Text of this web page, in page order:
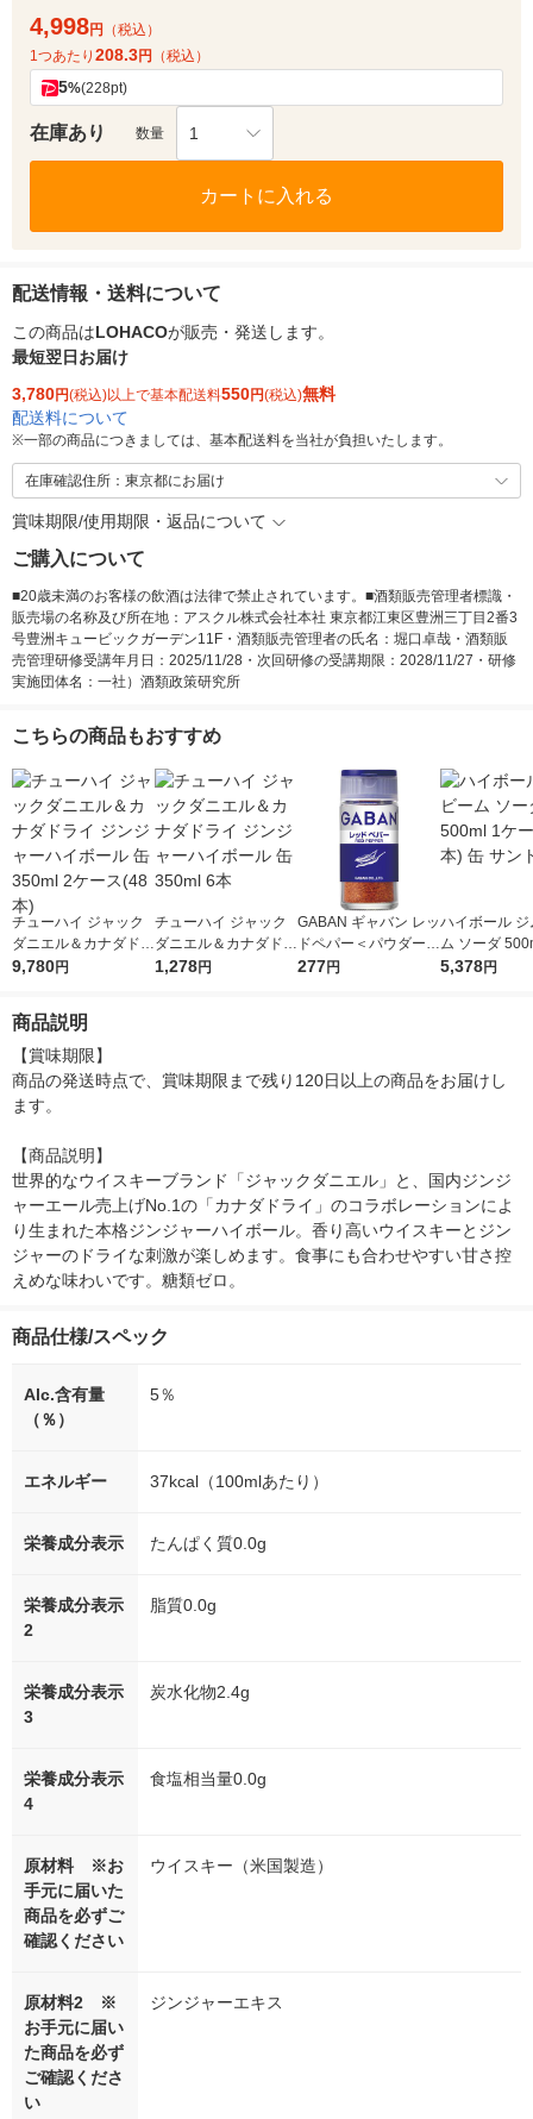
4,998円
（税込）
1つあたり 208.3円 （税込）
5%(228pt)
在庫あり 数量 1
カートに入れる
配送情報・送料について
この商品はLOHACOが販売・発送します。
最短翌日お届け
3,780円(税込)以上で基本配送料550円(税込)無料
配送料について
※一部の商品につきましては、基本配送料を当社が負担いたします。
在庫確認住所：東京都にお届け
賞味期限/使用期限・返品について
ご購入について
■20歳未満のお客様の飲酒は法律で禁止されています。■酒類販売管理者標識・
販売場の名称及び所在地：アスクル株式会社本社 東京都江東区豊洲三丁目2番3
号豊洲キュービックガーデン11F・酒類販売管理者の氏名：堀口卓哉・酒類販
売管理研修受講年月日：2025/11/28・次回研修の受講期限：2028/11/27・研修
実施団体名：一社）酒類政策研究所
こちらの商品もおすすめ
チューハイ ジャック
ダニエル＆カナダドラ
イ ジンジャーハイボ
9,780円
チューハイ ジャック
ダニエル＆カナダドラ
イ ジンジャーハイボ
1,278円
GABAN ギャバン レッ
ドペパー＜パウダー＞
15g 1個 ハウス食品
277円
ハイボール ジ
ム ソーダ
ース(24本) 缶
5,378円
商品説明
【賞味期限】
商品の発送時点で、賞味期限まで残り120日以上の商品をお届けし
ます。
【商品説明】
世界的なウイスキーブランド「ジャックダニエル」と、国内ジンジ
ャーエール売上げNo.1の「カナダドライ」のコラボレーションによ
り生まれた本格ジンジャーハイボール。香り高いウイスキーとジン
ジャーのドライな刺激が楽しめます。食事にも合わせやすい甘さ控
えめな味わいです。糖類ゼロ。
商品仕様/スペック
Alc.含有量
（％）
5％
エネルギー 37kcal（100mlあたり）
栄養成分表示 たんぱく質0.0g
栄養成分表示
2
脂質0.0g
栄養成分表示
3
炭水化物2.4g
栄養成分表示
4
食塩相当量0.0g
原材料 ※お
手元に届いた
商品を必ずご
確認ください
ウイスキー（米国製造）
原材料2 ※
お手元に届い
た商品を必ず
ご確認くださ
い
ジンジャーエキス